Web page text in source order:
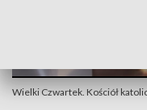
Wielki Czwartek. Kościół